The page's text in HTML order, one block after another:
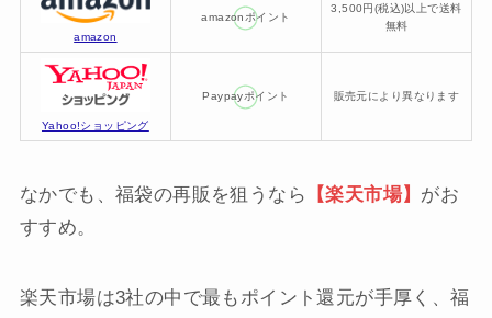
amazon
amazonポイント
3,500円(税込)以上で送料
無料
Yahoo!ショッピング
Paypayポイント 販売元により異なります
なかでも、福袋の再販を狙うなら 【楽天市場】 がお
すすめ。
楽天市場は3社の中で最もポイント還元が手厚く、福